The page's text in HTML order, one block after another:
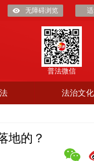
无障碍浏览
普法微信
法治文化
地的？